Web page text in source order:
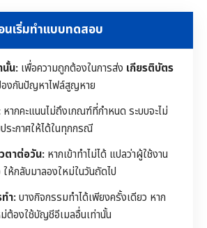
นเริ่มทำแบบทดสอบ
นั้น: เพื่อความถูกต้องในการส่ง เกียรติบัตร
งกันปัญหาไฟล์สูญหาย
หากคะแนนไม่ถึงเกณฑ์ที่กำหนด ระบบจะไม่
ระกาศให้ได้ในทุกกรณี
ตาต่อวัน: หากเข้าทำไม่ได้ แปลว่าผู้ใช้งาน
ห้กลับมาลองใหม่ในวันถัดไป
ำ:บางกิจกรรมทำได้เพียงครั้งเดียว หาก
ต้องใช้บัญชีอีเมลอื่นเท่านั้น